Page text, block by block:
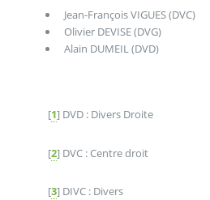
Jean-François VIGUES (DVC)
Olivier DEVISE (DVG)
Alain DUMEIL (DVD)
[1] DVD : Divers Droite
[2] DVC : Centre droit
[3] DIVC : Divers